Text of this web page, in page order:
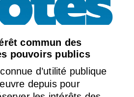
commun des
pouvoirs publics
d’utilité publique
depuis pour